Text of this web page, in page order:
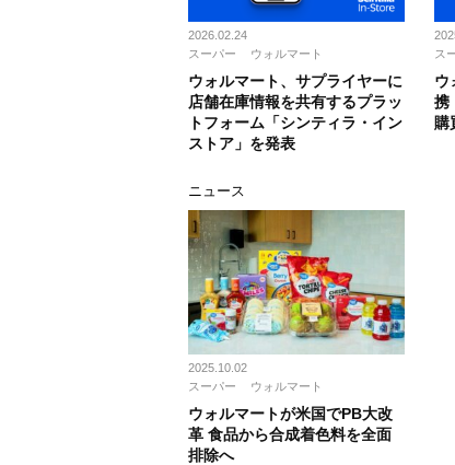
2026.02.24
スーパー
ウォルマート
ウォルマート、サプライヤーに
店舗在庫情報を共有するプラッ
トフォーム「シンティラ・イン
ストア」を発表
ス
ウ
携
購
ニュース
2025.10.02
スーパー
ウォルマート
ウォルマートが米国でPB大改
革 食品から合成着色料を全面
排除へ